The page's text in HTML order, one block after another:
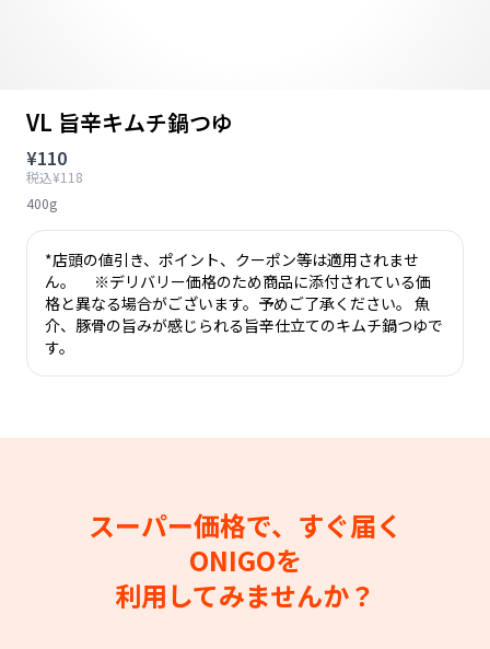
VL 旨辛キムチ鍋つゆ
¥110
税込¥118
400g
*店頭の値引き、ポイント、クーポン等は適用されませ
ん。 ※デリバリー価格のため商品に添付されている価
格と異なる場合がございます。予めご了承ください。 魚
介、豚骨の旨みが感じられる旨辛仕立てのキムチ鍋つゆで
す。
スーパー価格で、すぐ届く
ONIGOを
利用してみませんか？